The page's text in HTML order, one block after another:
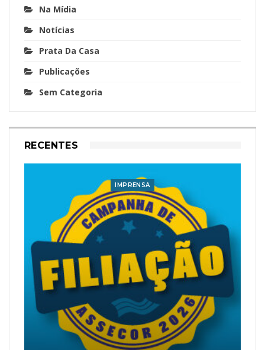
Na Mídia
Notícias
Prata Da Casa
Publicações
Sem Categoria
RECENTES
IMPRENSA